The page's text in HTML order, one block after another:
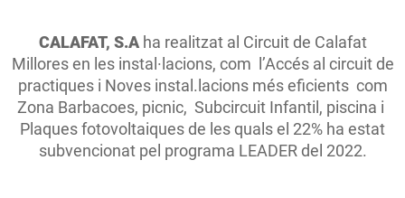
CALAFAT, S.Aha realitzat al Circuit de Calafat
Millores en les instal·lacions, com l’Accés al circuit de
practiques i Noves instal.lacions més eficients com
Zona Barbacoes, picnic, Subcircuit Infantil, piscina i
Plaques fotovoltaiques de les quals el 22% ha estat
subvencionat pel programa LEADER del 2022.